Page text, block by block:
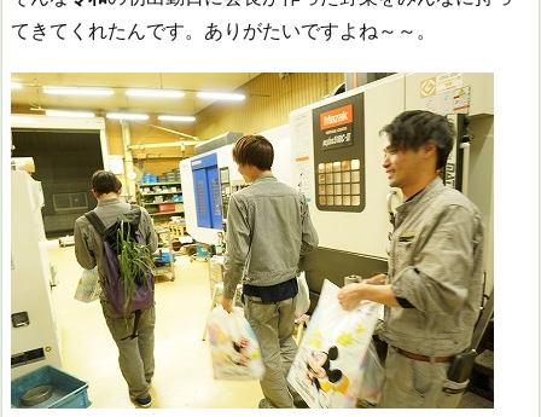
てきてくれたんです。ありがたいですよね～～。